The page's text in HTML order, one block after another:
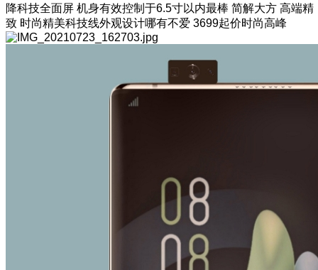
降科技全面屏 机身有效控制于6.5寸以内最棒 简解大方 高端精
致 时尚精美科技线外观设计哪有不爱 3699起价时尚高峰